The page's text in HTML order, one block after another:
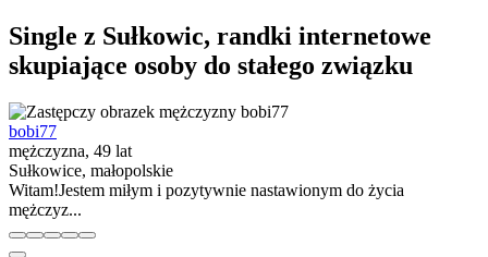
Single z Sułkowic, randki internetowe
skupiające osoby do stałego związku
bobi77
mężczyzna, 49 lat
Sułkowice, małopolskie
Witam!Jestem miłym i pozytywnie nastawionym do życia
mężczyz...